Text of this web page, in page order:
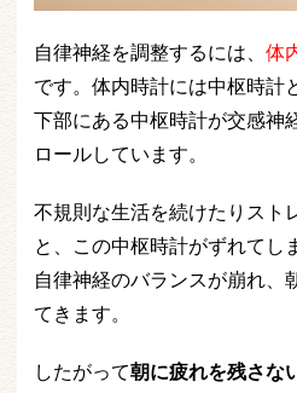
自律神経を調整するには、 体
です。体内時計には中枢時計
下部にある中枢時計が交感神
ロールしています。
不規則な生活を続けたりスト
と、この中枢時計がずれてし
自律神経のバランスが崩れ、
てきます。
したがって朝に疲れを残さな